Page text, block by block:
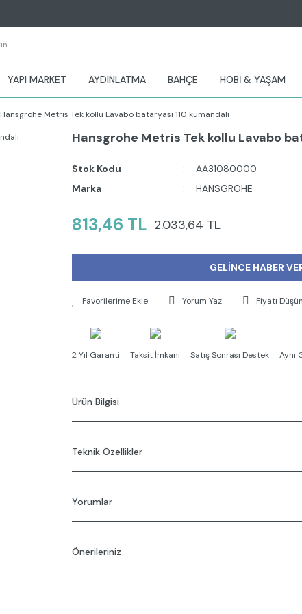
YAPI MARKET AYDINLATMA BAHÇE HOBİ & YAŞAM
Hansgrohe Metris Tek kollu Lavabo bataryası 110 kumandalı
Hansgrohe Metris Tek kollu Lavabo
Stok Kodu
AA31080000
Marka
HANSGROHE
813,46 TL 2.033,64 TL
GELİNCE HABER
Yorum Yaz Fiyatı
2 Yıl Garanti Taksit İmkanı Satış Sonrası Destek Aynı
Ürün Bilgisi
Seramik kartuş
Sürekli akım su ısıtıcıları için uygun
Tahliye sistemi : kumandalı gider seti G 1/4
Akış miktarı sınıfı : O
Teknik Özellikler
Yorumlar
Önerileriniz